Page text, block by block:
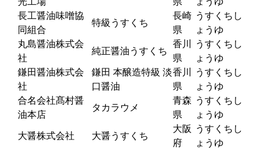
長工醤油味噌協
同組合
特級うすくち
長崎
県
うすくちし
ょうゆ
丸島醤油株式会
社
純正醤油うすくち
香川
県
うすくちし
ょうゆ
鎌田醤油株式会
社
鎌田 本醸造特級 淡
口醤油
香川
県
うすくちし
ょうゆ
合名会社髙村醤
油本店
タカラウメ
青森
県
うすくちし
ょうゆ
大醤株式会社
大醤うすくち
大阪
府
うすくちし
ょうゆ